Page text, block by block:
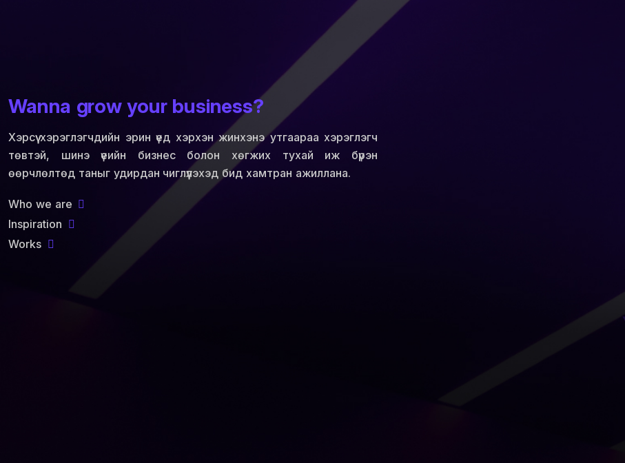
Wanna grow your business?
Хэрсүү хэрэглэгчдийн эрин үед хэрхэн жинхэнэ утгаараа хэрэглэгч
төвтэй, шинэ үеийн бизнес болон хөгжих тухай иж бүрэн
өөрчлөлтөд таныг удирдан чиглүүлэхэд бид хамтран ажиллана.
Who we are
Inspiration
Works